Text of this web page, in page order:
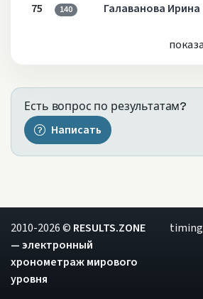
75 140 Галаванова Ирина
Есть вопрос по результатам?
Написать
2010-2026 © RESULTS.ZONE
— электронный
хронометраж мирового
уровня